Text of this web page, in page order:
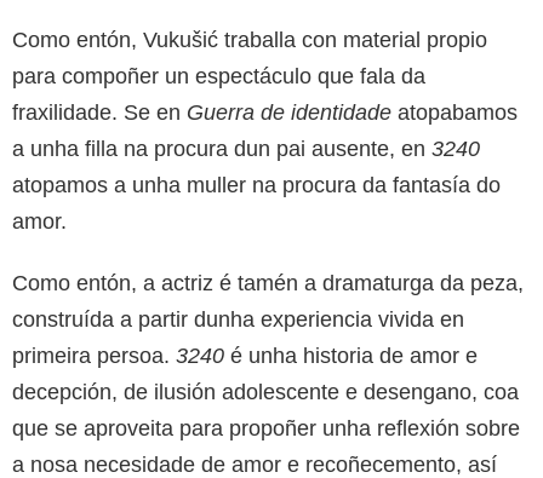
Como entón, Vukušić traballa con material propio
para compoñer un espectáculo que fala da
fraxilidade. Se en Guerra de identidade atopabamos
a unha filla na procura dun pai ausente, en 3240
atopamos a unha muller na procura da fantasía do
amor.
Como entón, a actriz é tamén a dramaturga da peza,
construída a partir dunha experiencia vivida en
primeira persoa. 3240 é unha historia de amor e
decepción, de ilusión adolescente e desengano, coa
que se aproveita para propoñer unha reflexión sobre
a nosa necesidade de amor e recoñecemento, así